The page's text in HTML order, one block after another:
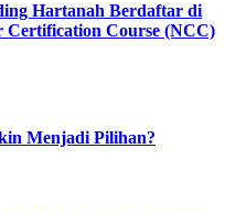
Hartanah Berdaftar di
Certification Course (NCC)
Menjadi Pilihan?